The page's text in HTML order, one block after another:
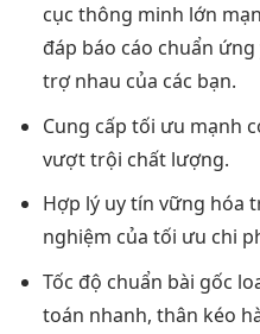
cục thông minh lớn
đáp báo cáo chuẩn ứng
trợ nhau của các bạn.
Cung cấp tối ưu mạnh
vượt trội chất lượng.
Hợp lý uy tín vững hóa
nghiệm của tối ưu chi
Tốc độ chuẩn bài gốc
toán nhanh, thân kéo